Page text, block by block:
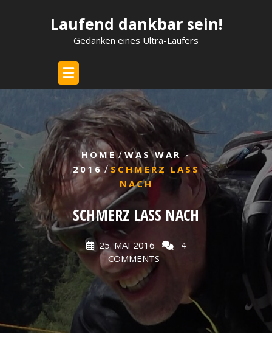
Laufend dankbar sein!
Gedanken eines Ultra-Läufers
HOME/ WAS WAR -
2016/SCHMERZ LASS
NACH
SCHMERZ LASS NACH
25. MAI 2016
4
COMMENTS